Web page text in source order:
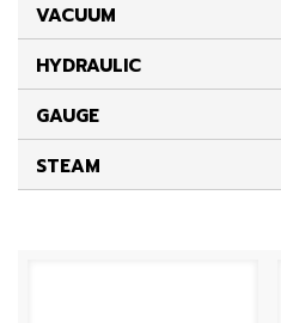
VACUUM
HYDRAULIC
GAUGE
STEAM